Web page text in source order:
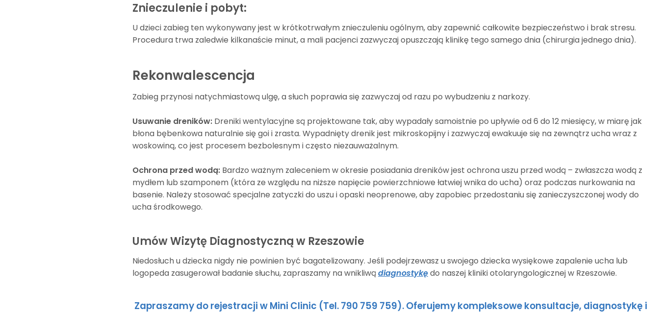
Znieczulenie i pobyt:
U dzieci zabieg ten wykonywany jest w krótkotrwałym znieczuleniu ogólnym, aby zapewnić całkowite bezpieczeństwo i brak stresu.
Procedura trwa zaledwie kilkanaście minut, a mali pacjenci zazwyczaj opuszczają klinikę tego samego dnia (chirurgia jednego dnia).
Rekonwalescencja
Zabieg przynosi natychmiastową ulgę, a słuch poprawia się zazwyczaj od razu po wybudzeniu z narkozy.
Usuwanie dreników: Dreniki wentylacyjne są projektowane tak, aby wypadały samoistnie po upływie od 6 do 12 miesięcy, w miarę jak
błona bębenkowa naturalnie się goi i zrasta. Wypadnięty drenik jest mikroskopijny i zazwyczaj ewakuuje się na zewnątrz ucha wraz z
woskowiną, co jest procesem bezbolesnym i często niezauważalnym.
Ochrona przed wodą: Bardzo ważnym zaleceniem w okresie posiadania dreników jest ochrona uszu przed wodą – zwłaszcza wodą z
mydłem lub szamponem (która ze względu na niższe napięcie powierzchniowe łatwiej wnika do ucha) oraz podczas nurkowania na
basenie. Należy stosować specjalne zatyczki do uszu i opaski neoprenowe, aby zapobiec przedostaniu się zanieczyszczonej wody do
ucha środkowego.
Umów Wizytę Diagnostyczną w Rzeszowie
Niedosłuch u dziecka nigdy nie powinien być bagatelizowany. Jeśli podejrzewasz u swojego dziecka wysiękowe zapalenie ucha lub
logopeda zasugerował badanie słuchu, zapraszamy na wnikliwądiagnostykędo naszej kliniki otolaryngologicznej w Rzeszowie.
Zapraszamy do rejestracji w Mini Clinic (Tel. 790 759 759). Oferujemy kompleksowe konsultacje, diagnostykę i